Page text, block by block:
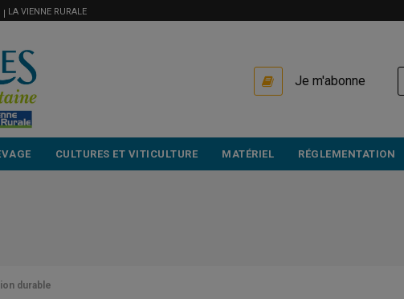
LA VIENNE RURALE
Je m'abonne
CULTURES ET VITICULTURE MATÉRIEL RÉGLEMENTATION
durable